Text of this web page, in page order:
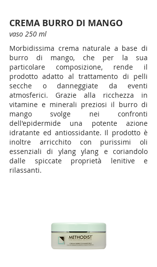
CREMA BURRO DI MANGO
vaso 250 ml
Morbidissima crema naturale a base di
burro di mango, che per la sua
particolare composizione, rende il
prodotto adatto al trattamento di pelli
secche o danneggiate da eventi
atmosferici. Grazie alla ricchezza in
vitamine e minerali preziosi il burro di
mango svolge nei confronti
dell'epidermide una potente azione
idratante ed antiossidante. Il prodotto è
inoltre arricchito con purissimi oli
essenziali di ylang ylang e coriandolo
dalle spiccate proprietà lenitive e
rilassanti.